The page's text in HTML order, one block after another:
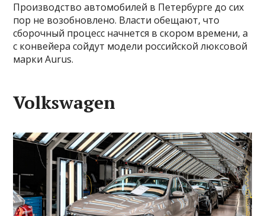
Производство автомобилей в Петербурге до сих
пор не возобновлено. Власти обещают, что
сборочный процесс начнется в скором времени, а
с конвейера сойдут модели российской люксовой
марки Aurus.
Volkswagen